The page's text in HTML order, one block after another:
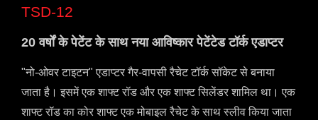
TSD-12
20 वर्षों के पेटेंट के साथ नया आविष्कार पेटेंटेड टॉर्क एडाप्टर
"नो-ओवर टाइटन" एडाप्टर गैर-वापसी रैचेट टॉर्क सॉकेट से बनाया
जाता है। इसमें एक शाफ्ट रॉड और एक शाफ्ट सिलेंडर शामिल था। एक
शाफ्ट रॉड का कोर शाफ्ट एक मोबाइल रैचेट के साथ स्लीव किया जाता